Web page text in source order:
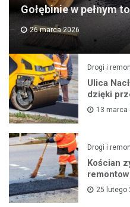
Gołębinie w pełnym
26 marca 2026
Drogi i
Ulica
dzięki
13 marca
Drogi i
Kościan
25 lutego